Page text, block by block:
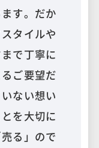
す。だか
タイルや
で丁寧に
ご要望だ
ない想い
を大切に
る」ので